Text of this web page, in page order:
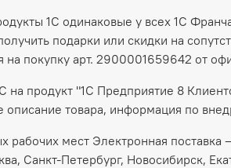
1С одинаковые у всех 1С
подарки или скидки на
покупку арт. 2900001659642 от
продукт "1С Предприятие 8
товара, информация по
мест Электронная поставка
Санкт-Петербург, Новосибирск,